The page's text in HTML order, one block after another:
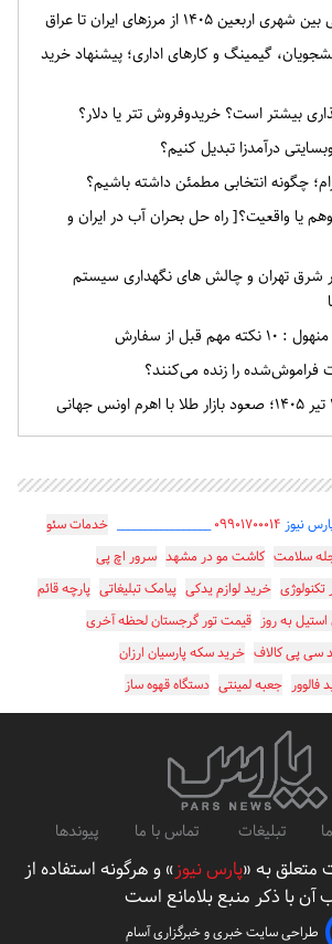
۱۴۰۵ از مرزهای ایران تا عراق
گیمینگ و کارهای اداری؛ پیشنهاد خرید
بیشتر است؟ خریدوفروش تتر یا دلار؟
درآمدزا تبدیل کنیم؟
چگونه انتخابی مطمئن داشته باشیم؟
یا واقعیت؟[ راه حل بحران آب در ایران و
تهران و چالش های نگهداری سیستم
قبل از سفارش
فراموش‌شده را زنده می‌کنند؟
نیوز ۰۹۹۰۱۷۰۰۰۱۴_________________ خدمات سئو
سلامت کاشت مو در مشهد سرور اچ پی
تکنولوژی خرید لوازم یدکی پیامک تبلیغاتی پارچه قائم
به روز قیمت تور گرجستان لحظه آخری
سی پی کالاف خرید سکه پارسیان ارزان
فالوور جعبه لمینتی دستگاه قهوه ساز
تبلیغات تماس با ما پیوندها
متعلق به «پارس نیوز» و هرگونه استفاده از
آن با ذکر منبع بلامانع است
طراحی سایت خبری و خبرگزاری آسام